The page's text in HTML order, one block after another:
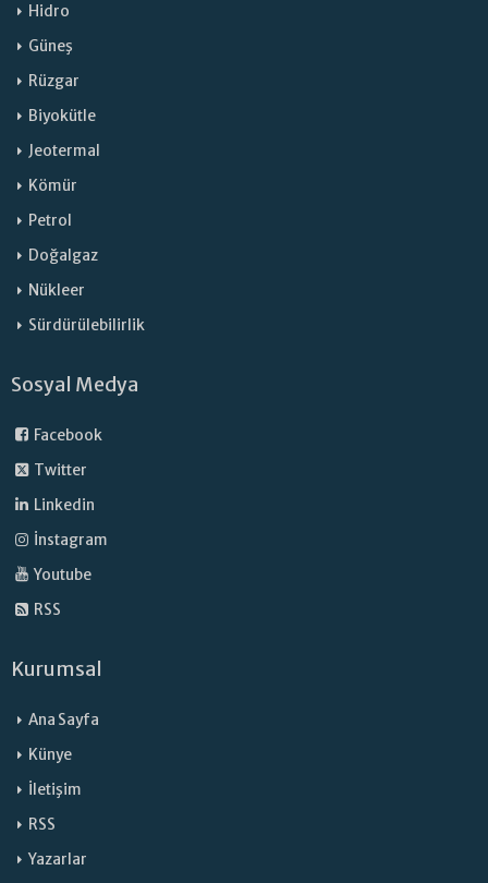
Hidro
Güneş
Rüzgar
Biyokütle
Jeotermal
Kömür
Petrol
Doğalgaz
Nükleer
Sürdürülebilirlik
Sosyal Medya
Facebook
Twitter
Linkedin
İnstagram
Youtube
RSS
Kurumsal
Ana Sayfa
Künye
İletişim
RSS
Yazarlar